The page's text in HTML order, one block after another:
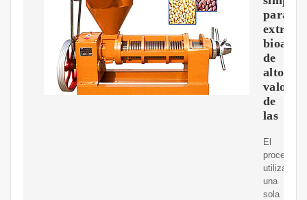
para
extraer
de
alto
valor
de
las
El
proceso
utiliza
una
sola